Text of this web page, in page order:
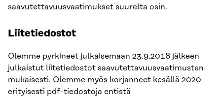
saavutettavuusvaatimukset suurelta osin.
Liitetiedostot
Olemme pyrkineet julkaisemaan 23.9.2018 jälkeen
julkaistut liitetiedostot saavutettavuusvaatimusten
mukaisesti. Olemme myös korjanneet kesällä 2020
erityisesti pdf-tiedostoja entistä